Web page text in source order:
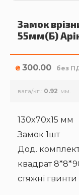
Замок
55мм(Б)
₴ 300.00 без
вага/кг. 0.92
130x70x15 мм
Замок 1шт
Дод.
квадрат
стяжні